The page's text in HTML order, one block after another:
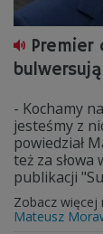
- Kochamy
jesteśmy z
powiedział
też za
publikacji
Zobacz więcej
Mateusz